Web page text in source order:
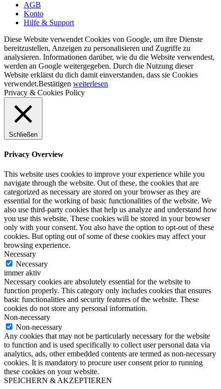
AGB
Konto
Hilfe & Support
Diese Website verwendet Cookies von Google, um ihre Dienste
bereitzustellen, Anzeigen zu personalisieren und Zugriffe zu
analysieren. Informationen darüber, wie du die Website verwendest,
werden an Google weitergegeben. Durch die Nutzung dieser
Website erklärst du dich damit einverstanden, dass sie Cookies
verwendet.Bestätigen weiterlesen
Privacy & Cookies Policy
Schließen
Privacy Overview
This website uses cookies to improve your experience while you
navigate through the website. Out of these, the cookies that are
categorized as necessary are stored on your browser as they are
essential for the working of basic functionalities of the website. We
also use third-party cookies that help us analyze and understand how
you use this website. These cookies will be stored in your browser
only with your consent. You also have the option to opt-out of these
cookies. But opting out of some of these cookies may affect your
browsing experience.
Necessary
Necessary
immer aktiv
Necessary cookies are absolutely essential for the website to
function properly. This category only includes cookies that ensures
basic functionalities and security features of the website. These
cookies do not store any personal information.
Non-necessary
Non-necessary
Any cookies that may not be particularly necessary for the website
to function and is used specifically to collect user personal data via
analytics, ads, other embedded contents are termed as non-necessary
cookies. It is mandatory to procure user consent prior to running
these cookies on your website.
SPEICHERN & AKZEPTIEREN